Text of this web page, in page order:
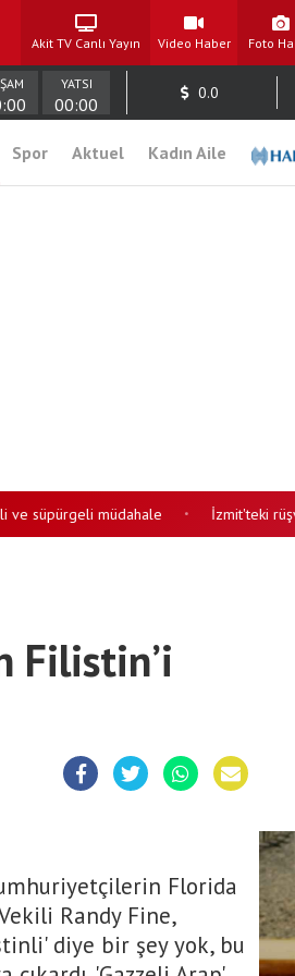
Akit TV Canlı Yayın Video Haber Foto
YATSI
00:00
0.0
Spor Aktuel Kadın Aile
süpürgeli müdahale • İzmit'teki rüşveti
Filistin’i
Florida
Randy Fine,
diye bir şey yok, bu